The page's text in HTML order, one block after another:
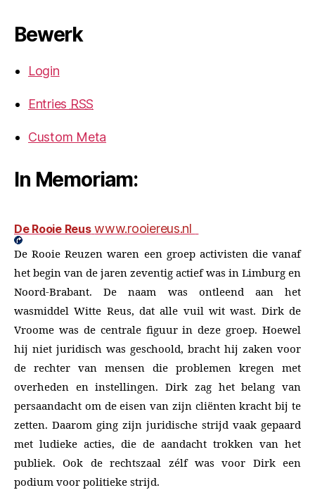
Bewerk
Login
Entries RSS
Custom Meta
In Memoriam:
De Rooie Reus www.rooiereus.nl
De Rooie Reuzen waren een groep activisten die vanaf
het begin van de jaren zeventig actief was in Limburg en
Noord-Brabant. De naam was ontleend aan het
wasmiddel Witte Reus, dat alle vuil wit wast. Dirk de
Vroome was de centrale figuur in deze groep. Hoewel
hij niet juridisch was geschoold, bracht hij zaken voor
de rechter van mensen die problemen kregen met
overheden en instellingen. Dirk zag het belang van
persaandacht om de eisen van zijn cliënten kracht bij te
zetten. Daarom ging zijn juridische strijd vaak gepaard
met ludieke acties, die de aandacht trokken van het
publiek. Ook de rechtszaal zélf was voor Dirk een
podium voor politieke strijd.